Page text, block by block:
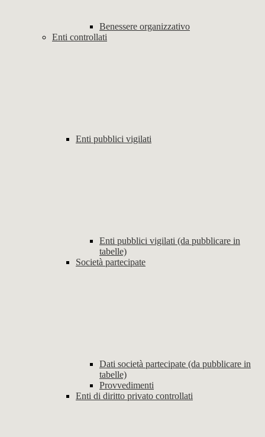
Benessere organizzativo
Enti controllati
Enti pubblici vigilati
Enti pubblici vigilati (da pubblicare in
tabelle)
Società partecipate
Dati società partecipate (da pubblicare in
tabelle)
Provvedimenti
Enti di diritto privato controllati